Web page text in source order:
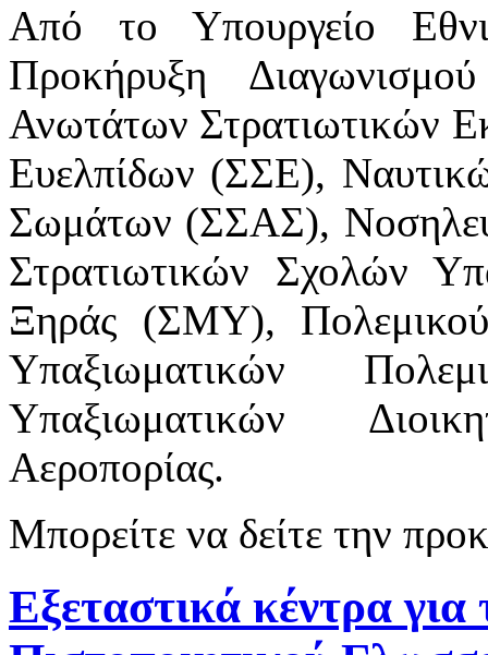
Από το Υπουργείο
Προκήρυξη
Ανωτάτων Στρατιωτικών
Ευελπίδων (ΣΣΕ),
Σωμάτων (ΣΣΑΣ),
Στρατιωτικών Σχολών
Ξηράς (ΣΜΥ),
Υπαξιωματικών
Υπαξιωματικών
Αεροπορίας.
Μπορείτε να δείτε την
Εξεταστικά κέντρα για